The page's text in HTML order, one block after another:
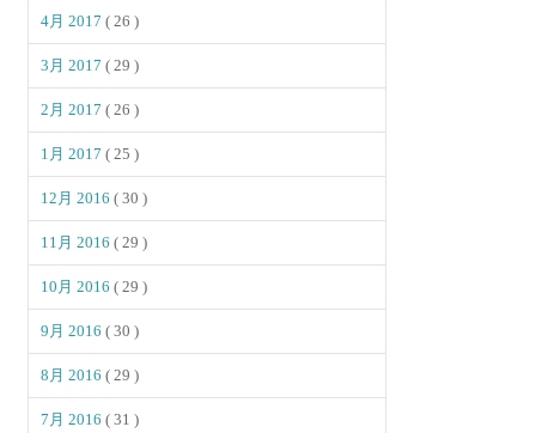
4月 2017( 26 )
3月 2017( 29 )
2月 2017( 26 )
1月 2017( 25 )
12月 2016( 30 )
11月 2016( 29 )
10月 2016( 29 )
9月 2016( 30 )
8月 2016( 29 )
7月 2016( 31 )